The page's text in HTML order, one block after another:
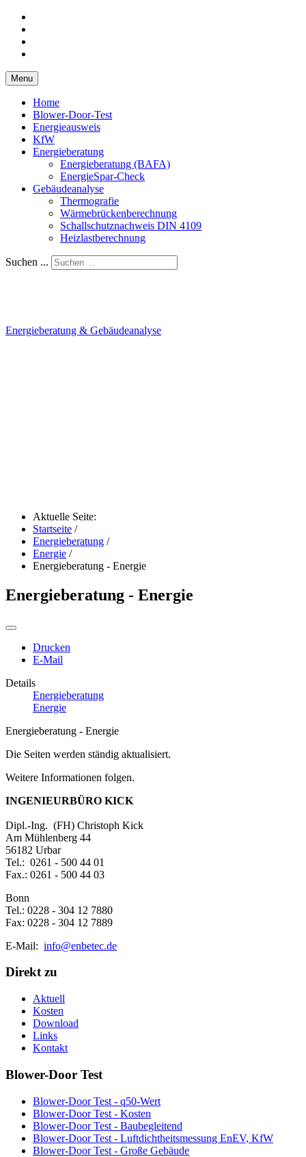
Menu
Home
Blower-Door-Test
Energieausweis
KfW
Energieberatung
Energieberatung (BAFA)
EnergieSpar-Check
Gebäudeanalyse
Thermografie
Wärmebrückenberechnung
Schallschutznachweis DIN 4109
Heizlastberechnung
Suchen ...
Energieberatung & Gebäudeanalyse
Aktuelle Seite:
Startseite /
Energieberatung /
Energie /
Energieberatung - Energie
Energieberatung - Energie
Drucken
E-Mail
Details
Energieberatung
Energie
Energieberatung - Energie
Die Seiten werden ständig aktualisiert.
Weitere Informationen folgen.
INGENIEURBÜRO KICK
Dipl.-Ing. (FH) Christoph Kick
Am Mühlenberg 44
56182 Urbar
Tel.: 0261 - 500 44 01
Fax.: 0261 - 500 44 03
Bonn
Tel.: 0228 - 304 12 7880
Fax: 0228 - 304 12 7889
E-Mail: info@enbetec.de
Direkt zu
Aktuell
Kosten
Download
Links
Kontakt
Blower-Door Test
Blower-Door Test - q50-Wert
Blower-Door Test - Kosten
Blower-Door Test - Baubegleitend
Blower-Door Test - Luftdichtheitsmessung EnEV, KfW
Blower-Door Test - Große Gebäude